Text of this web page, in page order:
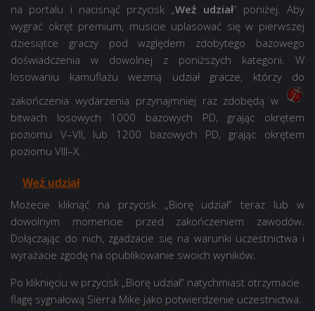
na portalu i nacisnąć przycisk „Weź udział” poniżej. Aby
wygrać okręt premium, musicie uplasować się w pierwszej
dziesiątce graczy pod względem zdobytego bazowego
doświadczenia w dowolnej z poniższych kategorii. W
losowaniu kamuflażu wezmą udział gracze, którzy do
zakończenia wydarzenia przynajmniej raz zdobędą w
bitwach losowych 1000 bazowych PD, grając okrętem
poziomu V–VII, lub 1200 bazowych PD, grając okrętem
poziomu VIII–X.
Weź udział
Możecie kliknąć na przycisk „Biorę udział” teraz lub w
dowolnym momencie przed zakończeniem zawodów.
Dołączając do nich, zgadzacie się na warunki uczestnictwa i
wyrażacie zgodę na opublikowanie swoich wyników.
Po kliknięciu w przycisk „Biorę udział” natychmiast otrzymacie
flagę sygnałową Sierra Mike jako potwierdzenie uczestnictwa.